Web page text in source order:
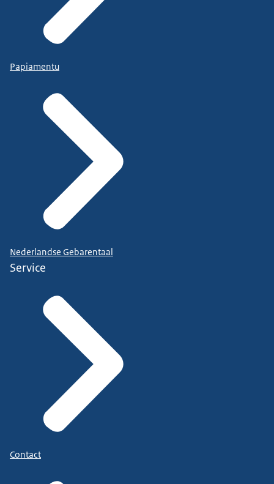
Papiamentu
Nederlandse Gebarentaal
Service
Contact